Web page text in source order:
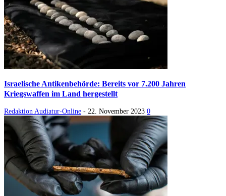
Israelische Antikenbehörde: Bereits vor 7.200 Jahren
Kriegswaffen im Land hergestellt
Redaktion Audiatur-Online - 22. November 2023 0